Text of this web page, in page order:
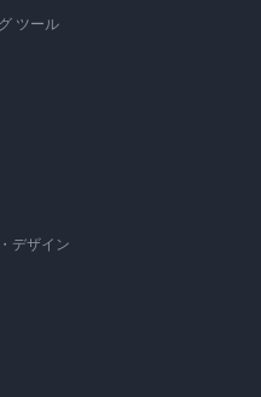
ツール
デザイン